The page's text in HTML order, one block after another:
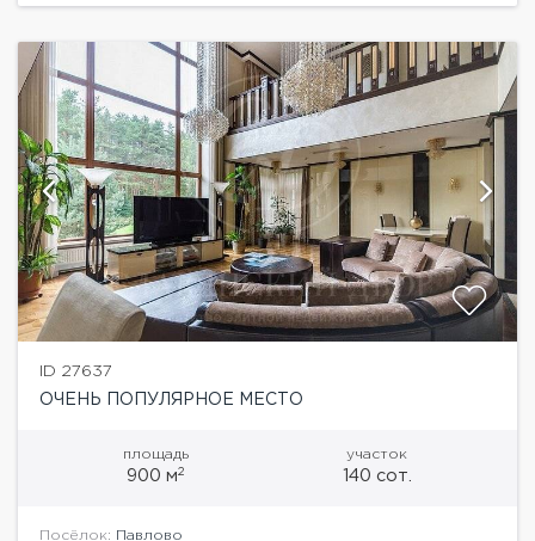
ID 27637
ОЧЕНЬ ПОПУЛЯРНОЕ МЕСТО
площадь
900 м2
участок
140 сот.
Посёлок: Павлово